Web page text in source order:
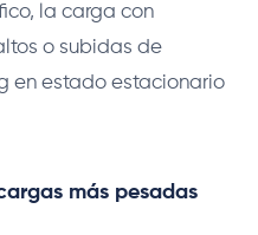
la carga con
o subidas de
en estado estacionario
más pesadas